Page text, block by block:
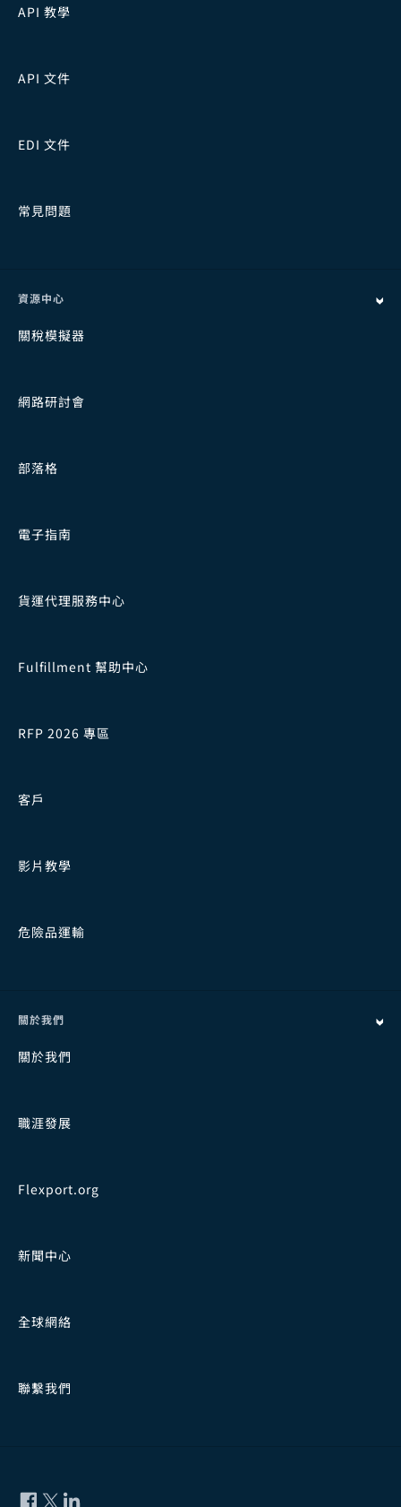
API 教學
API 文件
EDI 文件
常見問題
資源中心
關稅模擬器
網路研討會
部落格
電子指南
貨運代理服務中心
Fulfillment 幫助中心
RFP 2026 專區
客戶
影片教學
危險品運輸
關於我們
關於我們
職涯發展
Flexport.org
新聞中心
全球網絡
聯繫我們